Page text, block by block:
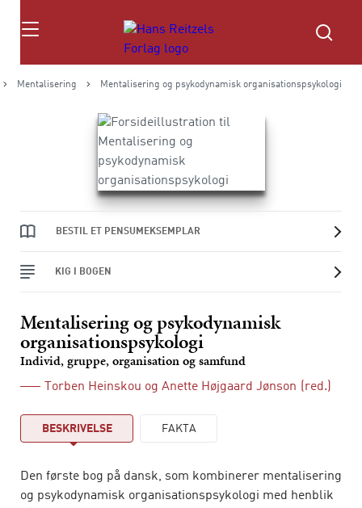
Søg
Mentalisering Mentalisering og psykodynamisk organisationspsykologi
BESTIL ET PENSUMEKSEMPLAR
KIG I BOGEN
Mentalisering og psykodynamisk
organisationspsykologi
Individ, gruppe, organisation og samfund
Torben Heinskou og Anette Højgaard Jønson (red.)
BESKRIVELSE FAKTA
Den første bog på dansk, som kombinerer mentalisering
og psykodynamisk organisationspsykologi med henblik